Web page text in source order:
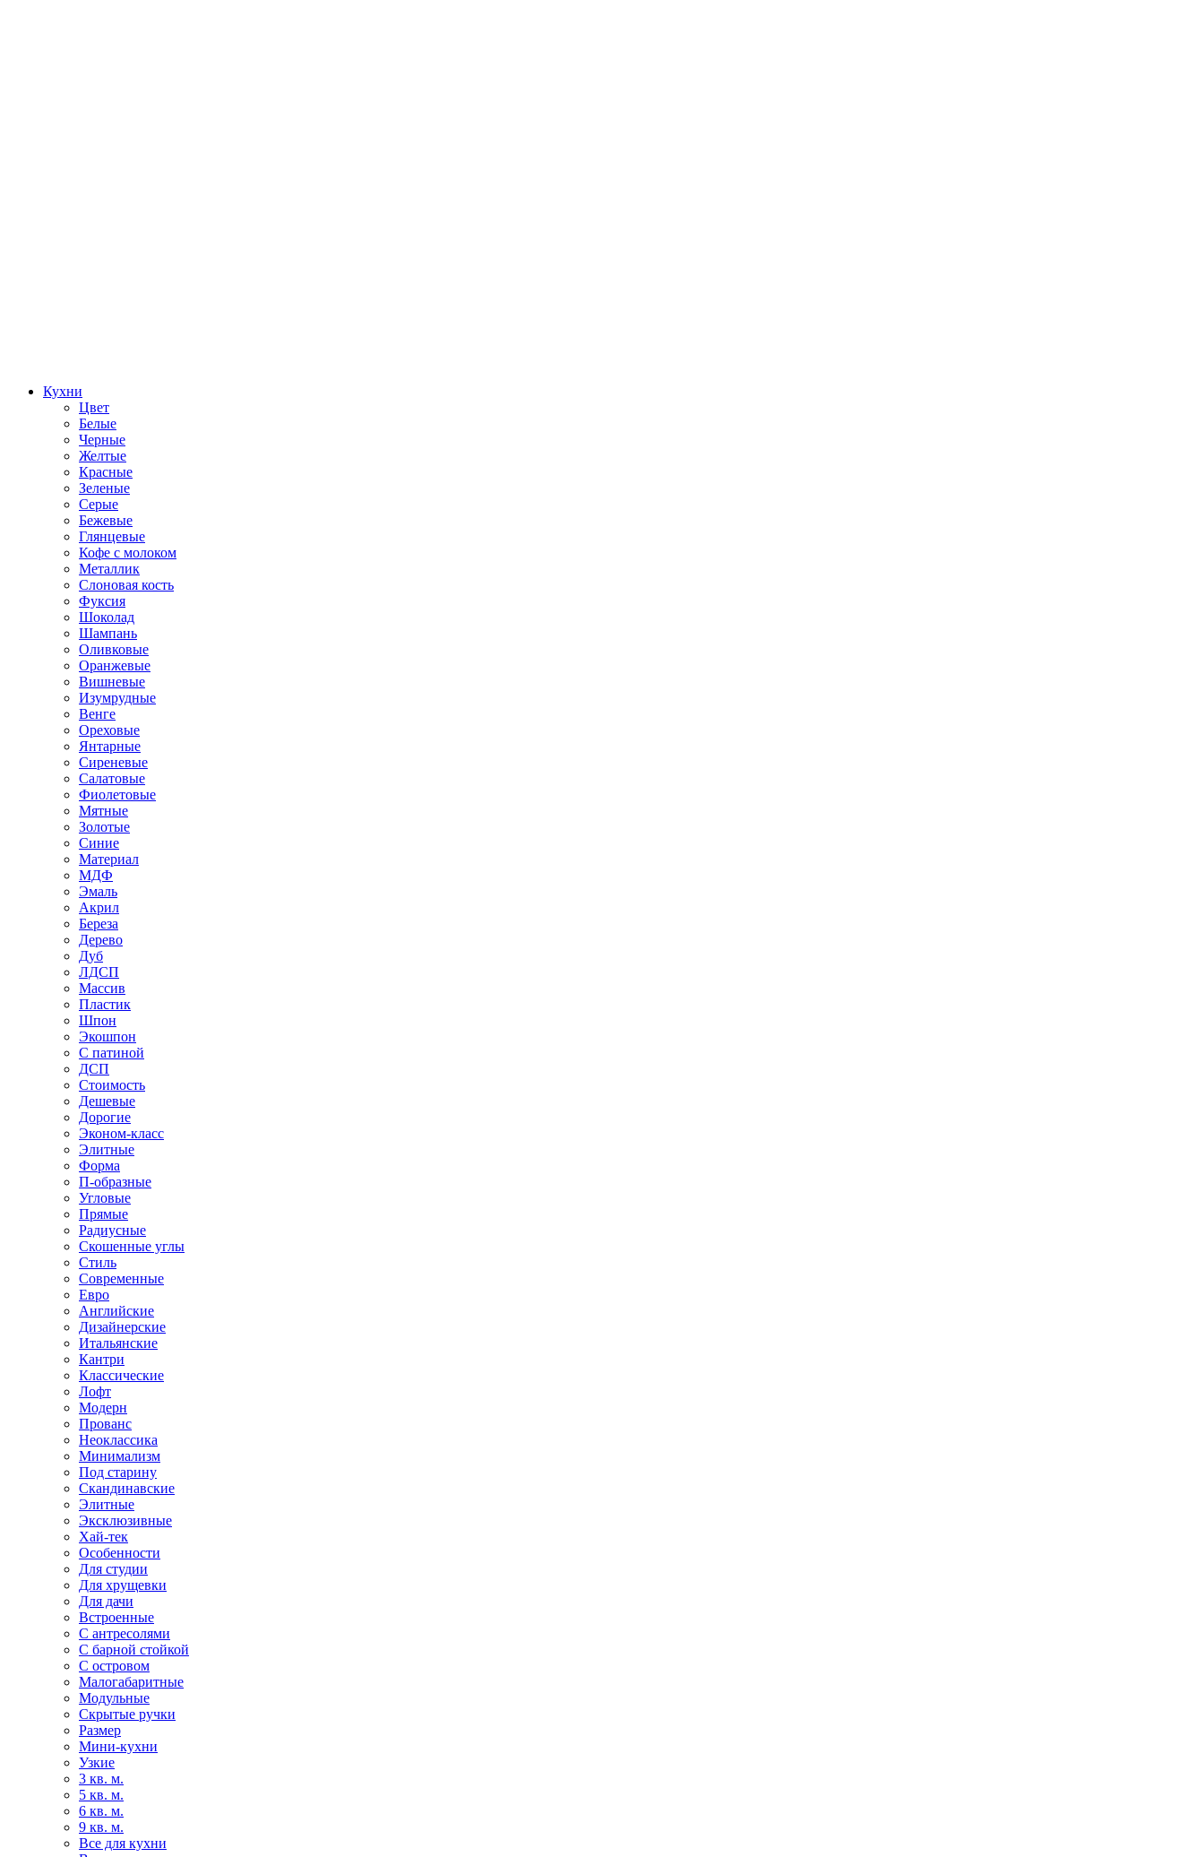
Кухни
Цвет
Белые
Черные
Желтые
Красные
Зеленые
Серые
Бежевые
Глянцевые
Кофе с молоком
Металлик
Слоновая кость
Фуксия
Шоколад
Шампань
Оливковые
Оранжевые
Вишневые
Изумрудные
Венге
Ореховые
Янтарные
Сиреневые
Салатовые
Фиолетовые
Мятные
Золотые
Синие
Материал
МДФ
Эмаль
Акрил
Береза
Дерево
Дуб
ЛДСП
Массив
Пластик
Шпон
Экошпон
С патиной
ДСП
Стоимость
Дешевые
Дорогие
Эконом-класс
Элитные
Форма
П-образные
Угловые
Прямые
Радиусные
Скошенные углы
Стиль
Современные
Евро
Английские
Дизайнерские
Итальянские
Кантри
Классические
Лофт
Модерн
Прованс
Неоклассика
Минимализм
Под старину
Скандинавские
Элитные
Эксклюзивные
Хай-тек
Особенности
Для студии
Для хрущевки
Для дачи
Встроенные
С антресолями
С барной стойкой
С островом
Малогабаритные
Модульные
Скрытые ручки
Размер
Мини-кухни
Узкие
3 кв. м.
5 кв. м.
6 кв. м.
9 кв. м.
Все для кухни